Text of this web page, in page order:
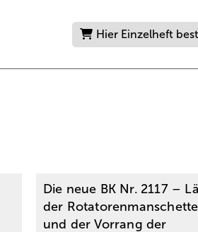
Hier Einzelheft
Die neue BK Nr. 2117 –
der
und der Vorrang der